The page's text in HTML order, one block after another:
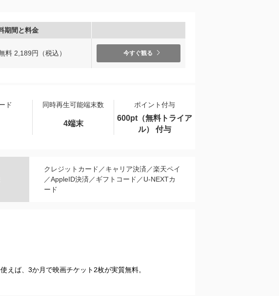
期間と料金
料 2,189円（税込） 今すぐ観る
ド 同時再生可能端末数 ポイント付与
4端末
600pt（無料トライア
ル） 付与
クレジットカード／キャリア決済／楽天ペイ
／AppleID決済／ギフトコード／U-NEXTカ
ード
えば、3か月で映画チケット2枚が実質無料。